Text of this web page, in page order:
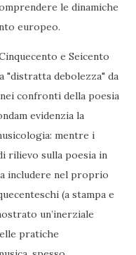
le dinamiche
europeo.
e Seicento
"distratta debolezza" da
confronti della poesia
evidenzia la
mentre i
rilievo sulla poesia in
includere nel proprio
(a stampa e
un’inerziale
pratiche